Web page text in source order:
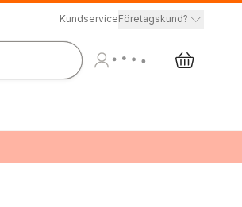
KundserviceFöretagskund?